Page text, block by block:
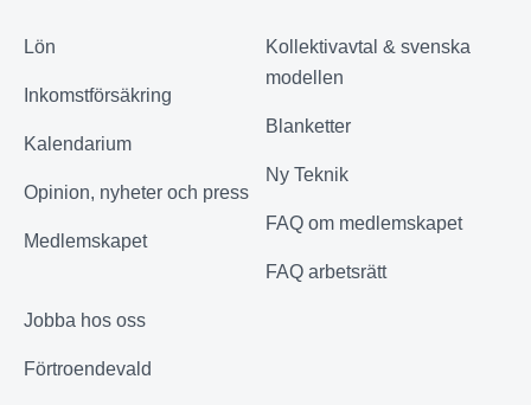
Lön
Inkomstförsäkring
Kalendarium
Opinion, nyheter och press
Medlemskapet
Kollektivavtal & svenska
modellen
Blanketter
Ny Teknik
FAQ om medlemskapet
FAQ arbetsrätt
Jobba hos oss
Förtroendevald